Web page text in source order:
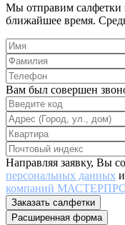
Мы отправим салфетки
ближайшее время.
Вам был совершен
Направляя заявку, Вы
персональных данных
компаний
Заказать салфетки
Расширенная форма